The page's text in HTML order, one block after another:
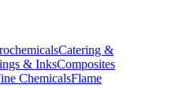
Catering &
& InksComposites
ChemicalsFlame